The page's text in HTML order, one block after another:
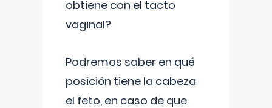
obtiene con el tacto
vaginal?
Podremos saber en qué
posición tiene la cabeza
el feto, en caso de que